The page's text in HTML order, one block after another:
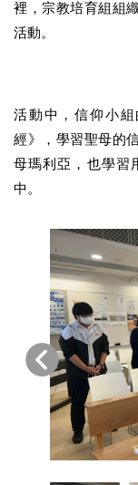
裡，宗教培育組組
活動。
活動中，信仰小
經》，學習聖母的
母瑪利亞，也學習
中。